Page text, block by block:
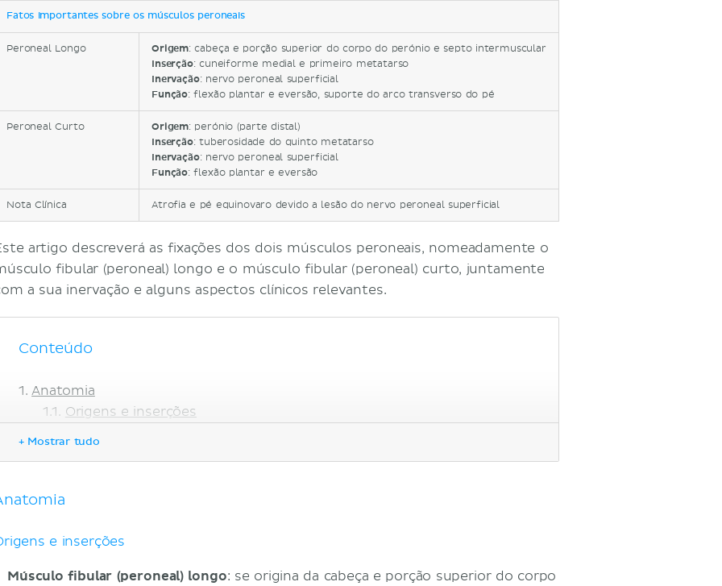
Fatos importantes sobre os músculos peroneais
Peroneal Longo Origem: cabeça e porção superior do corpo do perónio e septo intermuscular
Inserção: cuneiforme medial e primeiro metatarso
Inervação: nervo peroneal superficial
Função: flexão plantar e eversão, suporte do arco transverso do pé
Peroneal Curto Origem: perónio (parte distal)
Inserção: tuberosidade do quinto metatarso
Inervação: nervo peroneal superficial
Função: flexão plantar e eversão
Nota Clínica Atrofia e pé equinovaro devido a lesão do nervo peroneal superficial
artigo descreverá as fixações dos dois músculos peroneais, nomeadamente o
fibular (peroneal) longo e o músculo fibular (peroneal) curto, juntamente
a sua inervação e alguns aspectos clínicos relevantes.
Conteúdo
Anatomia
Origens e inserções
Referências
+ Mostrar tudo
e inserções
Músculo fibular (peroneal) longo: se origina da cabeça e porção superior do corpo